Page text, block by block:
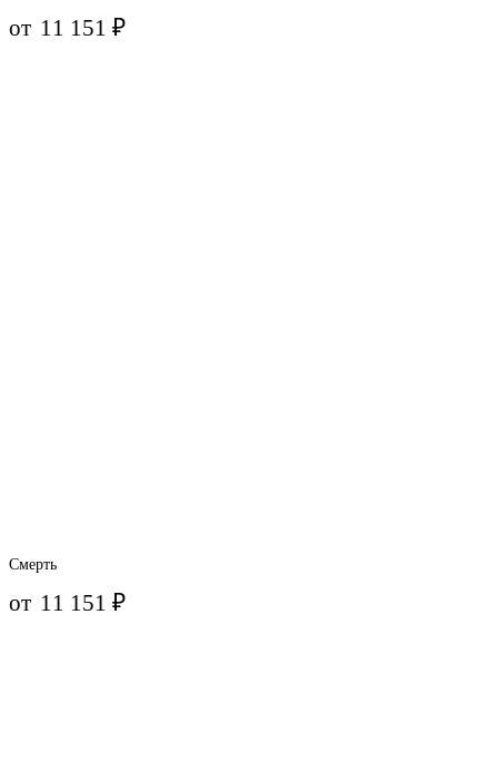
от 11 151₽
Смерть
от 11 151₽